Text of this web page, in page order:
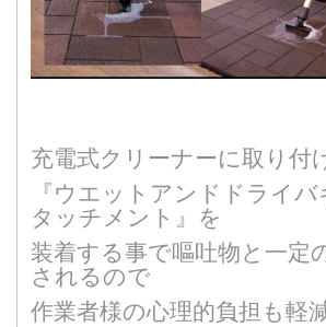
充電式クリーナーに取り付
『ウエットアンドドライ
タッチメント』を
装着する事で嘔吐物と一定
されるので
作業者様の心理的負担も軽